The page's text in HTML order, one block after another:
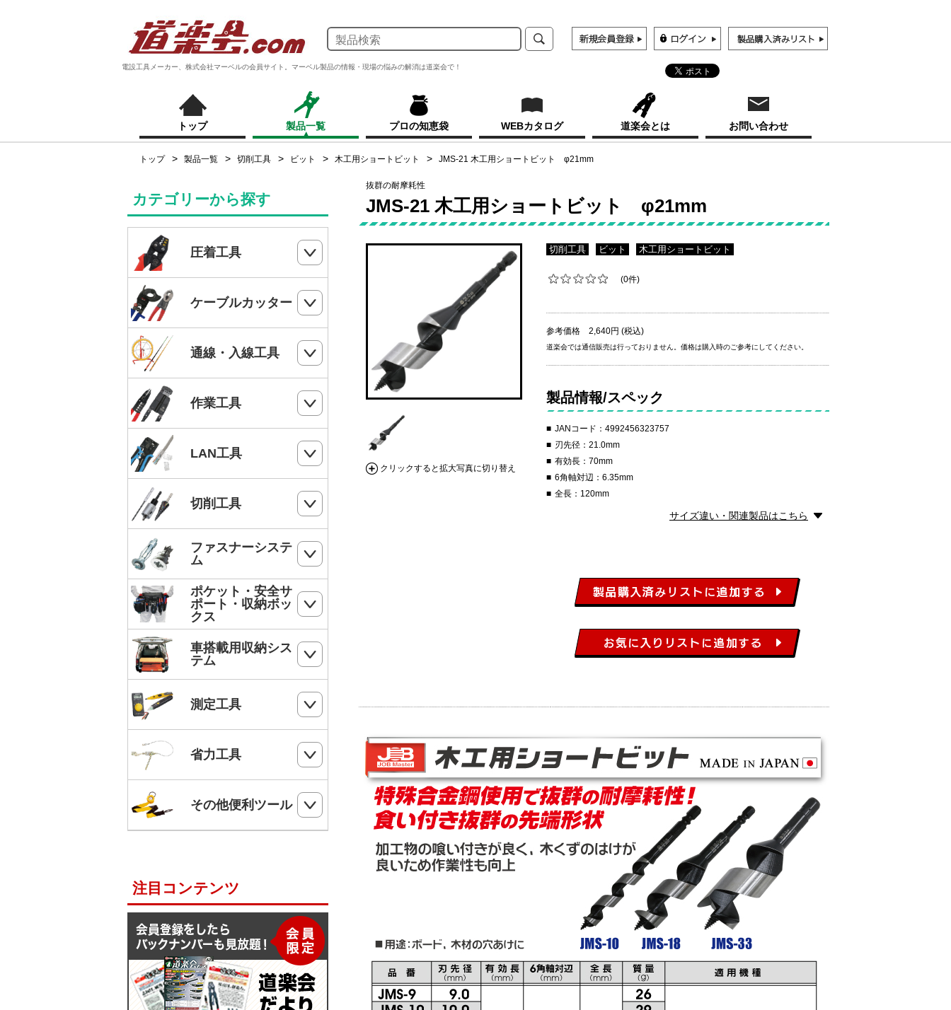
電設工具メーカー、株式会社マーベルの会員サイト。マーベル製品の情報・現場の悩みの解消は道楽会で！
トップ 製品一覧 プロの知恵袋 WEBカタログ 道楽会とは お問い合わせ
トップ 製品一覧 切削工具 ビット 木工用ショートビット JMS-21 木工用ショートビット φ21mm
抜群の耐摩耗性
JMS-21 木工用ショートビット φ21mm
クリックすると拡大写真に切り替え
切削工具 ビット 木工用ショートビット
(0件)
参考価格 2,640円 (税込)
道楽会では通信販売は行っておりません。価格は購入時のご参考にしてください。
製品情報/スペック
JANコード：4992456323757
刃先径：21.0mm
有効長：70mm
6角軸対辺：6.35mm
全長：120mm
サイズ違い・関連製品はこちら
カテゴリーから探す
圧着工具
ハンドプレス
電気工事士技能試験工具セット
手動油圧圧着工具
MC4端子用圧着工具
フェルール端子 圧着工具
ケーブルカッター
ケーブルカッター
ワイヤーカッター
ハードカッター
通線・入線工具
スネークラインシリーズ
Jetラインシリーズ
通線収納ケース
ジョイントライン
スーパーカーボン
スーパースネーク
スーパーイエロー
バケットランナー
SHランナー
ケーブルキャッチャー
ケーブルグリップ
電線リール・ドラムローラー・ウイン
電動ウインチ用ロープ
スチールワイヤー
F1ライン
よび線グリップ
マイティープーラー
電工ジョイント
作業工具
切断・パンチ
ストリッパー
電工ペンチ
カッター
電工ナイフ
電工レンチ/ダクトレンチハンマー
電気工事用鋏
鋸
ペンチ
ドライバー
ドリルチャック・シャンクアダプター
ラチェットレンチ
ソケットレンチセット
モンキレンチ
自動ポンチ
全ネジレンチ・ソケット
LAN工具
モジュラー圧着工具
LANケーブルストリッパー
モジュラープラグ
モジュラープラグカバー
LANツールキット
パンチダウンツール
切削工具
ドリル
DPドリル
ホールソー
ステップドリル・テーパードリル
ホールソー・ステップドリルセット
油圧フリーパンチ
ビット
ー
ファスナーシステ
ム
コンクリート・ALC用プラグ
ボードリベッター
ボードプラグ
ビス
ケーブルタイ
圧着端子ミニパック
ポケット・安全サ
ポート・収納ボッ
クス
フルハーネス
柱上安全帯用ベルト
幅広柱上安全帯用ベルト
ワークポジショニング用連結ベルト
柱上安全帯用ランヤード
セフティロープ
後付ショルダーベルト
Shuttoシリーズ
SmartShuttoシリーズ
ソフトフィットシリーズ
車搭載用収納シス
テム
フロアーキャビネット
サイドラック
測定工具
検電器・配線チェッカー
メジャー
省力工具
ベルトスリング
その他便利ツール
脚立ソックス
サビ取りスプレー
注目コンテンツ